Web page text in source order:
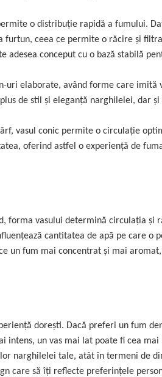
o distribuţie rapidă a fumului.
furtun, ceea ce permite o răcire și
adesea conceput cu o bază stabilă
uri elaborate, având forme care imită
de stil şi eleganţă narghilelei, dar şi
vasul conic permite o circulație
oferind astfel o experiență de
forma vasului determină circulaţia şi
cantitatea de apă pe care o
un fum mai concentrat și mai
dorești. Dacă preferi un fum
intens, un vas mai lat poate fi cea mai
narghilelei tale, atât în termeni de
care să îți reflecte preferinţele